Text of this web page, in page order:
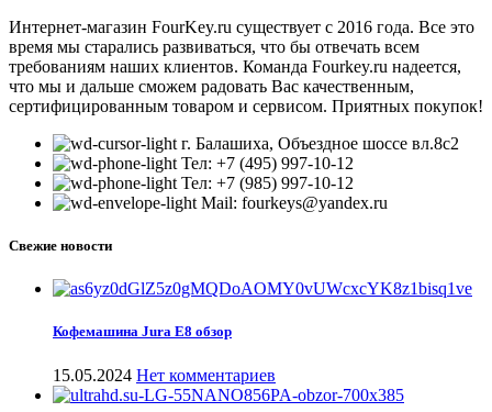
Интернет-магазин FourKey.ru существует с 2016 года. Все это
время мы старались развиваться, что бы отвечать всем
требованиям наших клиентов. Команда Fourkey.ru надеется,
что мы и дальше сможем радовать Вас качественным,
сертифицированным товаром и сервисом. Приятных покупок!
г. Балашиха, Объездное шоссе вл.8c2
Тел: +7 (495) 997-10-12
Тел: +7 (985) 997-10-12
Mail: fourkeys@yandex.ru
Свежие новости
Кофемашина Jura E8 обзор
15.05.2024 Нет комментариев